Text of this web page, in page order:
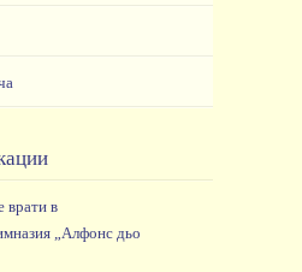
врати в
„Алфонс дьо